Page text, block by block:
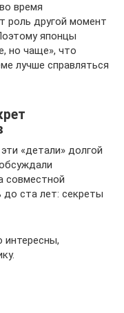
время
роль другой момент
японцы
но чаще», что
лучше справляться
«детали» долгой
совместной
ста лет: секреты
интересны,